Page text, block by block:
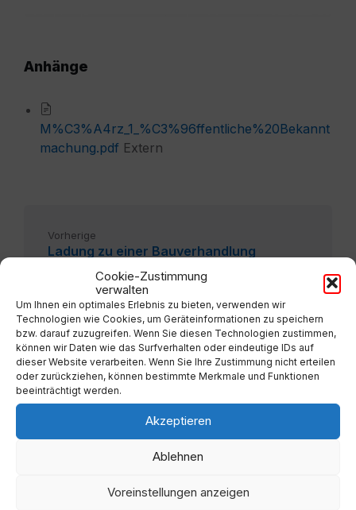
Cookie-Zustimmung
verwalten
Um Ihnen ein optimales Erlebnis zu bieten, verwenden wir
Technologien wie Cookies, um Geräteinformationen zu speichern
bzw. darauf zuzugreifen. Wenn Sie diesen Technologien zustimmen,
können wir Daten wie das Surfverhalten oder eindeutige IDs auf
dieser Website verarbeiten. Wenn Sie Ihre Zustimmung nicht erteilen
oder zurückziehen, können bestimmte Merkmale und Funktionen
beeinträchtigt werden.
Akzeptieren
Ablehnen
Voreinstellungen anzeigen
Anhänge
M%C3%A4rz_1_%C3%96ffentliche%20Bekannt
machung.pdf Extern
Vorherige
Ladung zu einer Bauverhandlung
2022-03-11 Protokoll GR8 Beschlüsse